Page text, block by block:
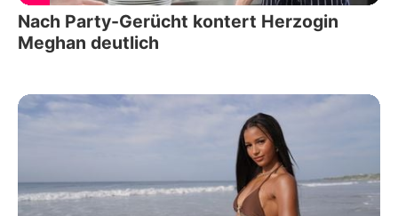
Nach Party-Gerücht kontert Herzogin
Meghan deutlich